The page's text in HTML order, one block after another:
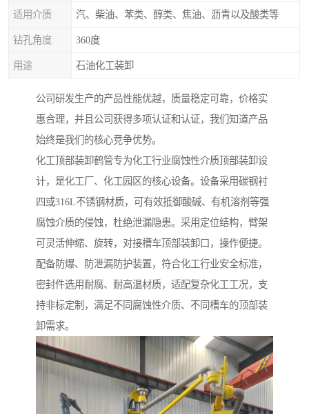
适用介质 汽、柴油、苯类、醇类、焦油、沥青以及酸类等
钻孔角度 360度
用途 石油化工装卸
公司研发生产的产品性能优越，质量稳定可靠，价格实
惠合理，并且公司获得多项认证和认证，我们知道产品
始终是我们的核心竞争优势。
化工顶部装卸鹤管专为化工行业腐蚀性介质顶部装卸设
计，是化工厂、化工园区的核心设备。设备采用碳钢衬
四或316L不锈钢材质，可有效抵御酸碱、有机溶剂等强
腐蚀介质的侵蚀，杜绝泄漏隐患。采用定位结构，臂架
可灵活伸缩、旋转，对接槽车顶部装卸口，操作便捷。
配备防爆、防泄漏防护装置，符合化工行业安全标准，
密封件选用耐腐、耐高温材质，适配复杂化工工况，支
持非标定制，满足不同腐蚀性介质、不同槽车的顶部装
卸需求。